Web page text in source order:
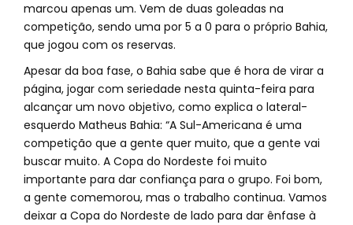
marcou apenas um. Vem de duas goleadas na
competição, sendo uma por 5 a 0 para o próprio Bahia,
que jogou com os reservas.
Apesar da boa fase, o Bahia sabe que é hora de virar a
página, jogar com seriedade nesta quinta-feira para
alcançar um novo objetivo, como explica o lateral-
esquerdo Matheus Bahia: “A Sul-Americana é uma
competição que a gente quer muito, que a gente vai
buscar muito. A Copa do Nordeste foi muito
importante para dar confiança para o grupo. Foi bom,
a gente comemorou, mas o trabalho continua. Vamos
deixar a Copa do Nordeste de lado para dar ênfase à